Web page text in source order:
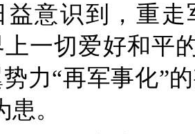
益意识到，重
一切爱好和平
势力“再军事化”
患。